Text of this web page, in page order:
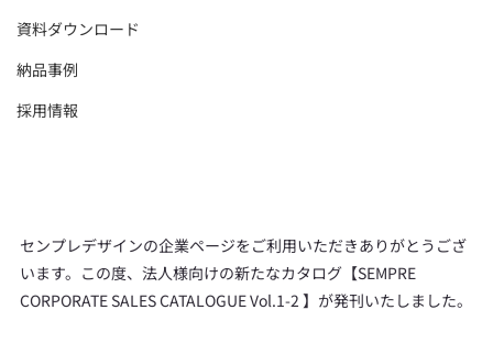
資料ダウンロード
納品事例
採用情報
センプレデザインの企業ページをご利用いただきありがとうござ
います。この度、法人様向けの新たなカタログ【SEMPRE
CORPORATE SALES CATALOGUE Vol.1-2 】が発刊いたしました。